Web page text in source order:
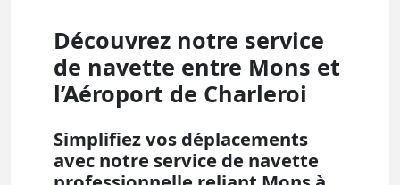
Découvrez notre service
de navette entre Mons et
l’Aéroport de Charleroi
Simplifiez vos déplacements
avec notre service de navette